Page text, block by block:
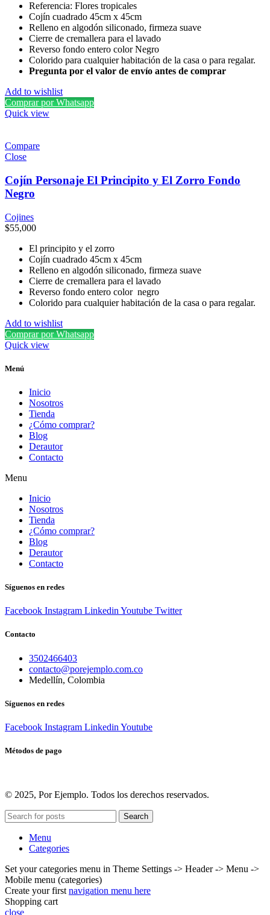
Referencia: Flores tropicales
Cojín cuadrado 45cm x 45cm
Relleno en algodón siliconado, firmeza suave
Cierre de cremallera para el lavado
Reverso fondo entero color Negro
Colorido para cualquier habitación de la casa o para regalar.
Pregunta por el valor de envío antes de comprar
Add to wishlist
Comprar por Whatsapp
Quick view
Compare
Close
Cojín Personaje El Principito y El Zorro Fondo
Negro
Cojines
$55,000
El principito y el zorro
Cojín cuadrado 45cm x 45cm
Relleno en algodón siliconado, firmeza suave
Cierre de cremallera para el lavado
Reverso fondo entero color negro
Colorido para cualquier habitación de la casa o para regalar.
Add to wishlist
Comprar por Whatsapp
Quick view
Menú
Inicio
Nosotros
Tienda
¿Cómo comprar?
Blog
Derautor
Contacto
Menu
Inicio
Nosotros
Tienda
¿Cómo comprar?
Blog
Derautor
Contacto
Síguenos en redes
Facebook Instagram Linkedin Youtube Twitter
Contacto
3502466403
contacto@porejemplo.com.co
Medellín, Colombia
Síguenos en redes
Facebook Instagram Linkedin Youtube
Métodos de pago
© 2025, Por Ejemplo. Todos los derechos reservados.
Search
Menu
Categories
Set your categories menu in Theme Settings -> Header -> Menu ->
Mobile menu (categories)
Create your first navigation menu here
Shopping cart
close